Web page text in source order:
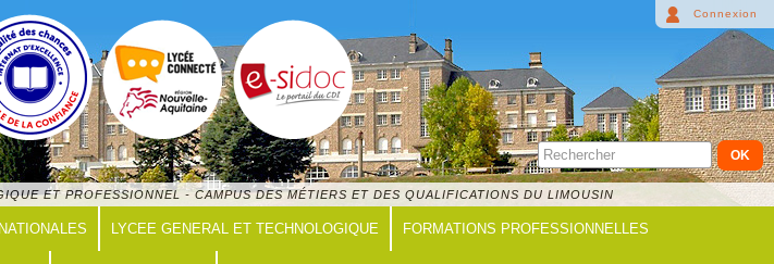
ET PROFESSIONNEL - CAMPUS DES MÉTIERS ET DES QUALIFICATIONS DU LIMOUSIN
Connexion
LYCEE GENERAL ET TECHNOLOGIQUE FORMATIONS PROFESSIONNELLES